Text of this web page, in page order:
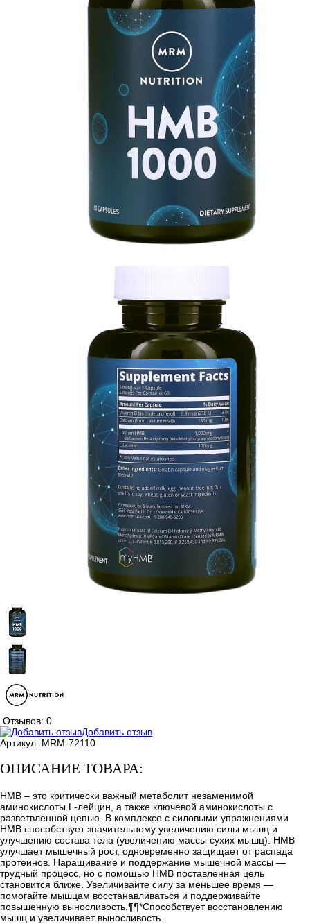
Отзывов: 0
Добавить отзыв
Артикул: MRM-72110
ОПИСАНИЕ ТОВАРА:
HMB – это критически важный метаболит незаменимой
аминокислоты L-лейцин, а также ключевой аминокислоты с
разветвленной цепью. В комплексе с силовыми упражнениями
HMB способствует значительному увеличению силы мышц и
улучшению состава тела (увеличению массы сухих мышц). HMB
улучшает мышечный рост, одновременно защищает от распада
протеинов. Наращивание и поддержание мышечной массы ―
трудный процесс, но с помощью HMB поставленная цель
становится ближе. Увеличивайте силу за меньшее время ―
помогайте мышцам восстанавливаться и поддерживайте
повышенную выносливость.¶¶*Способствует восстановлению
мышц и увеличивает выносливость.